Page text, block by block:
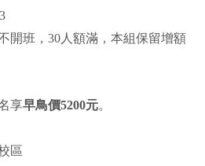
開班，30人額滿，本組保留增額
享早鳥價5200元。
區